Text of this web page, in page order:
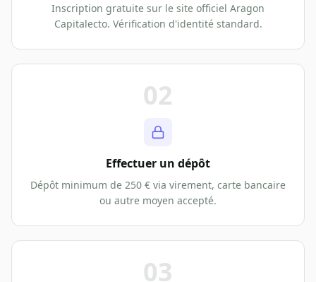
Inscription gratuite sur le site officiel Aragon
Capitalecto. Vérification d'identité standard.
02
Effectuer un dépôt
Dépôt minimum de 250 € via virement, carte bancaire
ou autre moyen accepté.
03